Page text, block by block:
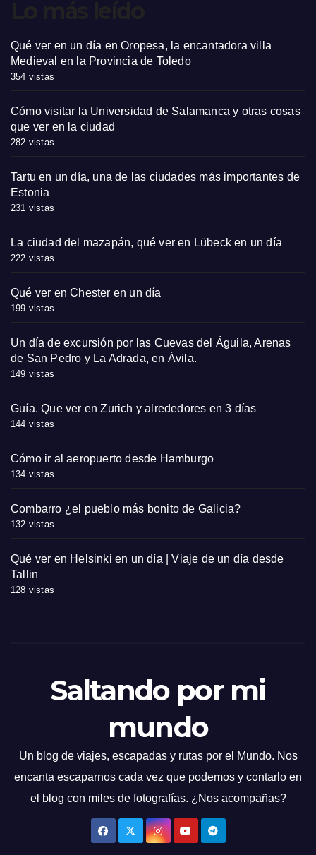
Qué ver en un día en Oropesa, la encantadora villa
Medieval en la Provincia de Toledo
354 vistas
Cómo visitar la Universidad de Salamanca y otras cosas
que ver en la ciudad
282 vistas
Tartu en un día, una de las ciudades más importantes de
Estonia
231 vistas
La ciudad del mazapán, qué ver en Lübeck en un día
222 vistas
Qué ver en Chester en un día
199 vistas
Un día de excursión por las Cuevas del Águila, Arenas
de San Pedro y La Adrada, en Ávila.
149 vistas
Guía. Que ver en Zurich y alrededores en 3 días
144 vistas
Cómo ir al aeropuerto desde Hamburgo
134 vistas
Combarro ¿el pueblo más bonito de Galicia?
132 vistas
Qué ver en Helsinki en un día | Viaje de un día desde
Tallin
128 vistas
Saltando por mi
mundo
Un blog de viajes, escapadas y rutas por el Mundo. Nos
encanta escaparnos cada vez que podemos y contarlo en
el blog con miles de fotografías. ¿Nos acompañas?